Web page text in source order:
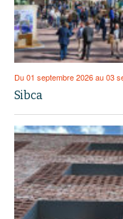
Du 01 septembre 2026 au 03
Sibca